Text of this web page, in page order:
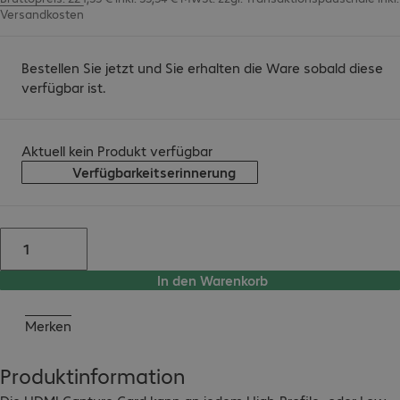
Versandkosten
Bestellen Sie jetzt und Sie erhalten die Ware sobald diese
verfügbar ist.
Aktuell kein Produkt verfügbar
Verfügbarkeitserinnerung
In den Warenkorb
Merken
Produktinformation